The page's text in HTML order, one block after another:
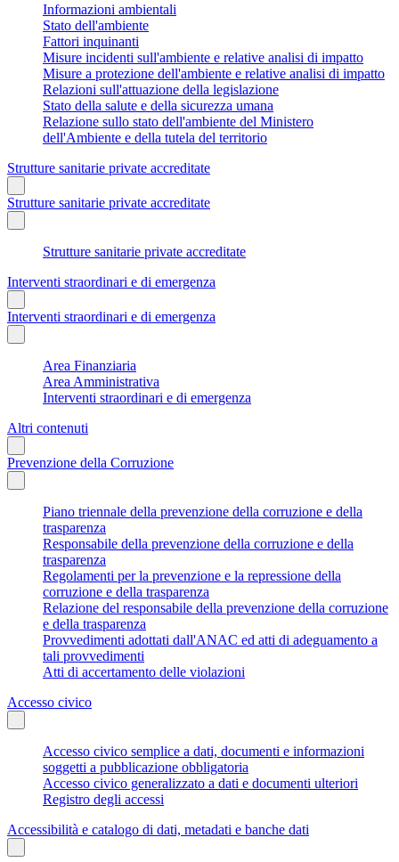
Informazioni ambientali
Stato dell'ambiente
Fattori inquinanti
Misure incidenti sull'ambiente e relative analisi di impatto
Misure a protezione dell'ambiente e relative analisi di impatto
Relazioni sull'attuazione della legislazione
Stato della salute e della sicurezza umana
Relazione sullo stato dell'ambiente del Ministero
dell'Ambiente e della tutela del territorio
Strutture sanitarie private accreditate
Strutture sanitarie private accreditate
Strutture sanitarie private accreditate
Interventi straordinari e di emergenza
Interventi straordinari e di emergenza
Area Finanziaria
Area Amministrativa
Interventi straordinari e di emergenza
Altri contenuti
Prevenzione della Corruzione
Piano triennale della prevenzione della corruzione e della
trasparenza
Responsabile della prevenzione della corruzione e della
trasparenza
Regolamenti per la prevenzione e la repressione della
corruzione e della trasparenza
Relazione del responsabile della prevenzione della corruzione
e della trasparenza
Provvedimenti adottati dall'ANAC ed atti di adeguamento a
tali provvedimenti
Atti di accertamento delle violazioni
Accesso civico
Accesso civico semplice a dati, documenti e informazioni
soggetti a pubblicazione obbligatoria
Accesso civico generalizzato a dati e documenti ulteriori
Registro degli accessi
Accessibilità e catalogo di dati, metadati e banche dati